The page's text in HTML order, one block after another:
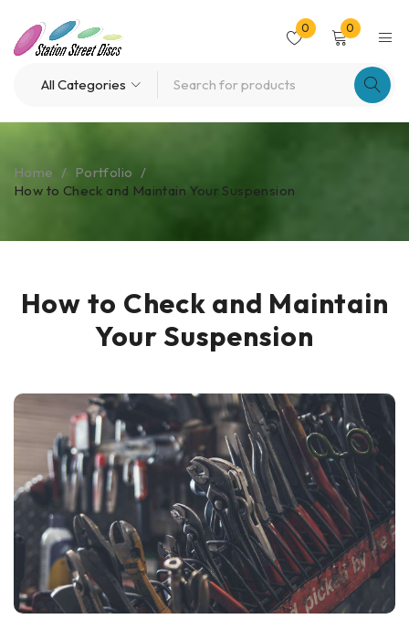
0 0
Home / Portfolio /
How to Check and Maintain Your Suspension
How to Check and Maintain
Your Suspension